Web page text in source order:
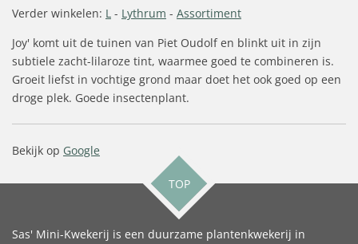
Verder winkelen: L - Lythrum - Assortiment
Joy' komt uit de tuinen van Piet Oudolf en blinkt uit in zijn
subtiele zacht-lilaroze tint, waarmee goed te combineren is.
Groeit liefst in vochtige grond maar doet het ook goed op een
droge plek. Goede insectenplant.
Bekijk op Google
TOP
Sas' Mini-Kwekerij is een duurzame plantenkwekerij in